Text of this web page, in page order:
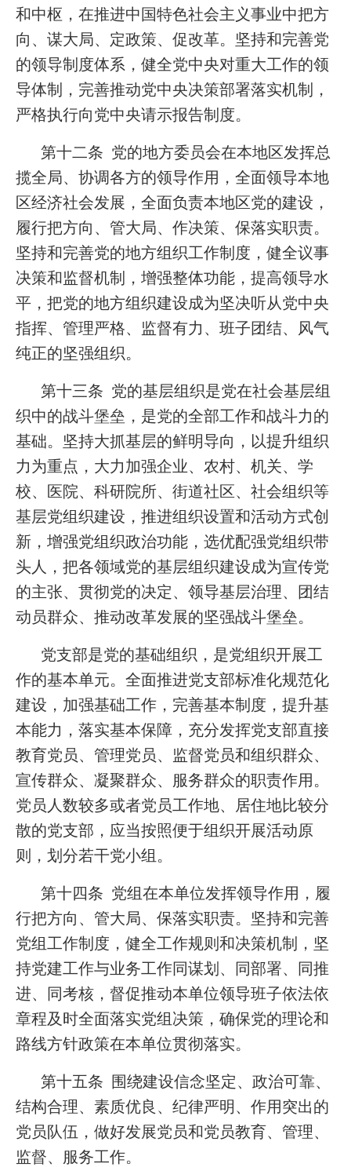
和中枢，在推进中国特色社会主义事业中把方
向、谋大局、定政策、促改革。坚持和完善党
的领导制度体系，健全党中央对重大工作的领
导体制，完善推动党中央决策部署落实机制，
严格执行向党中央请示报告制度。
第十二条 党的地方委员会在本地区发挥总
揽全局、协调各方的领导作用，全面领导本地
区经济社会发展，全面负责本地区党的建设，
履行把方向、管大局、作决策、保落实职责。
坚持和完善党的地方组织工作制度，健全议事
决策和监督机制，增强整体功能，提高领导水
平，把党的地方组织建设成为坚决听从党中央
指挥、管理严格、监督有力、班子团结、风气
纯正的坚强组织。
第十三条 党的基层组织是党在社会基层组
织中的战斗堡垒，是党的全部工作和战斗力的
基础。坚持大抓基层的鲜明导向，以提升组织
力为重点，大力加强企业、农村、机关、学
校、医院、科研院所、街道社区、社会组织等
基层党组织建设，推进组织设置和活动方式创
新，增强党组织政治功能，选优配强党组织带
头人，把各领域党的基层组织建设成为宣传党
的主张、贯彻党的决定、领导基层治理、团结
动员群众、推动改革发展的坚强战斗堡垒。
党支部是党的基础组织，是党组织开展工
作的基本单元。全面推进党支部标准化规范化
建设，加强基础工作，完善基本制度，提升基
本能力，落实基本保障，充分发挥党支部直接
教育党员、管理党员、监督党员和组织群众、
宣传群众、凝聚群众、服务群众的职责作用。
党员人数较多或者党员工作地、居住地比较分
散的党支部，应当按照便于组织开展活动原
则，划分若干党小组。
第十四条 党组在本单位发挥领导作用，履
行把方向、管大局、保落实职责。坚持和完善
党组工作制度，健全工作规则和决策机制，坚
持党建工作与业务工作同谋划、同部署、同推
进、同考核，督促推动本单位领导班子依法依
章程及时全面落实党组决策，确保党的理论和
路线方针政策在本单位贯彻落实。
第十五条 围绕建设信念坚定、政治可靠、
结构合理、素质优良、纪律严明、作用突出的
党员队伍，做好发展党员和党员教育、管理、
监督、服务工作。